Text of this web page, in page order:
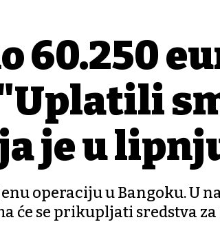
60.250
je u
operaciju u Bangoku. U
će se prikupljati sredstva za